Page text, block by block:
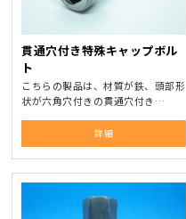
貫通穴付き特殊キャップボル
ト
こちらの製品は、材質が鉄、頭部形
状が六角穴付きの貫通穴付き…
詳細